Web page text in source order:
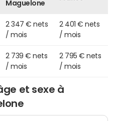
Maguelone
2 347 € nets
/ mois
2 401 € nets
/ mois
2 739 € nets
/ mois
2 795 € nets
/ mois
et sexe à